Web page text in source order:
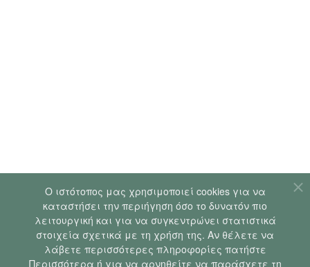
Ο ιστότοπoς μας χρησιμοποιεί cookies για να
καταστήσει την περιήγηση όσο το δυνατόν πιο
λειτουργική και για να συγκεντρώνει στατιστικά
στοιχεία σχετικά με τη χρήση της. Αν θέλετε να
λάβετε περισσότερες πληροφορίες πατήστε
Περισσότερα ή για να αρνηθείτε να παράσχετε τη